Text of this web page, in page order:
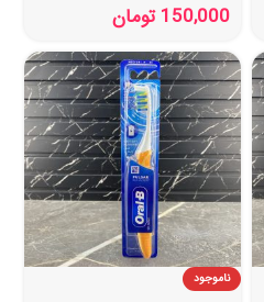
150,000 تومان
ناموجود